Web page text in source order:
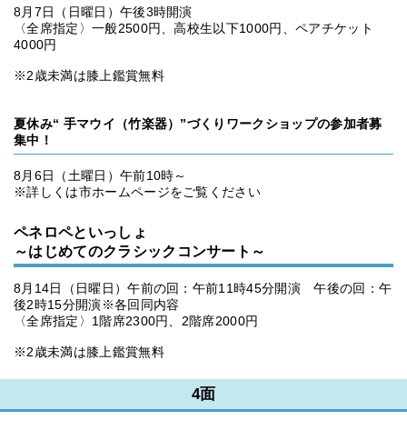
8月7日（日曜日）午後3時開演
〈全席指定〉一般2500円、高校生以下1000円、ペアチケット
4000円
※2歳未満は膝上鑑賞無料
夏休み“ 手マウイ（竹楽器）”づくりワークショップの参加者募
集中！
8月6日（土曜日）午前10時～
※詳しくは市ホームページをご覧ください
ペネロペといっしょ
～はじめてのクラシックコンサート～
8月14日（日曜日）午前の回：午前11時45分開演 午後の回：午
後2時15分開演※各回同内容
〈全席指定〉1階席2300円、2階席2000円
※2歳未満は膝上鑑賞無料
4面